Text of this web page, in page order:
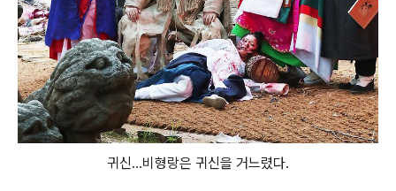
귀신...비형랑은 귀신을 거느렸다.